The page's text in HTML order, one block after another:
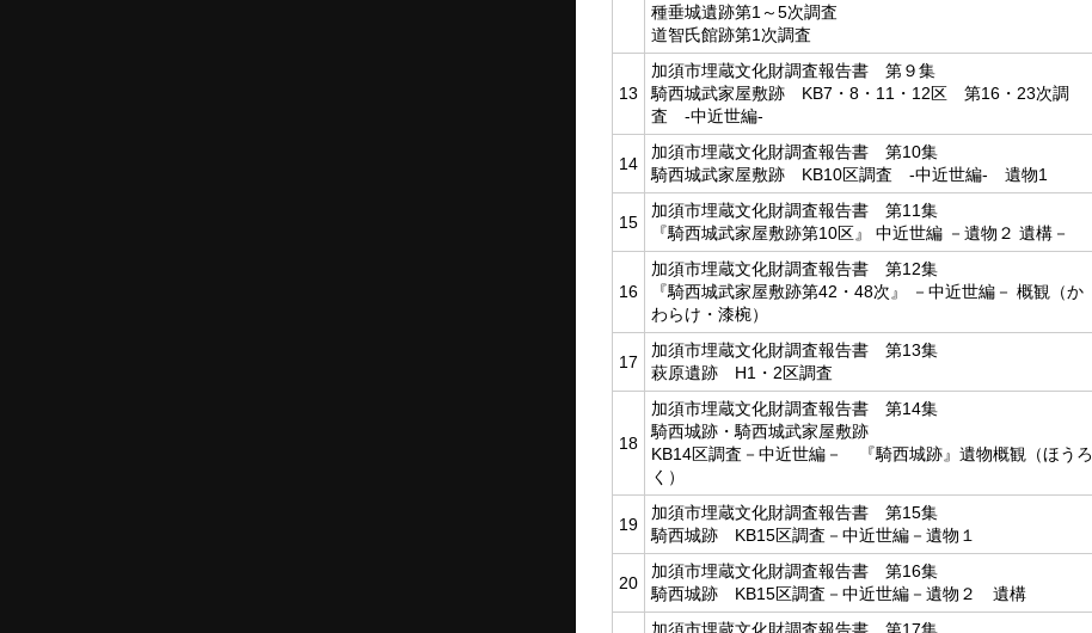
種垂城遺跡第1～5次調査
道智氏館跡第1次調査
13
加須市埋蔵文化財調査報告書 第９集
騎西城武家屋敷跡 KB7・8・11・12区 第16・23次調
査 -中近世編-
14
加須市埋蔵文化財調査報告書 第10集
騎西城武家屋敷跡 KB10区調査 -中近世編- 遺物1
15
加須市埋蔵文化財調査報告書 第11集
『騎西城武家屋敷跡第10区』 中近世編 －遺物２ 遺構－
16
加須市埋蔵文化財調査報告書 第12集
『騎西城武家屋敷跡第42・48次』 －中近世編－ 概観（か
わらけ・漆椀）
17
加須市埋蔵文化財調査報告書 第13集
萩原遺跡 H1・2区調査
18
加須市埋蔵文化財調査報告書 第14集
騎西城跡・騎西城武家屋敷跡
KB14区調査－中近世編－ 『騎西城跡』遺物概観（ほうろ
く）
19
加須市埋蔵文化財調査報告書 第15集
騎西城跡 KB15区調査－中近世編－遺物１
20
加須市埋蔵文化財調査報告書 第16集
騎西城跡 KB15区調査－中近世編－遺物２ 遺構